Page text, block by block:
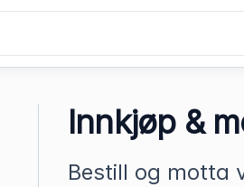
Innkjøp &
Bestill og motta